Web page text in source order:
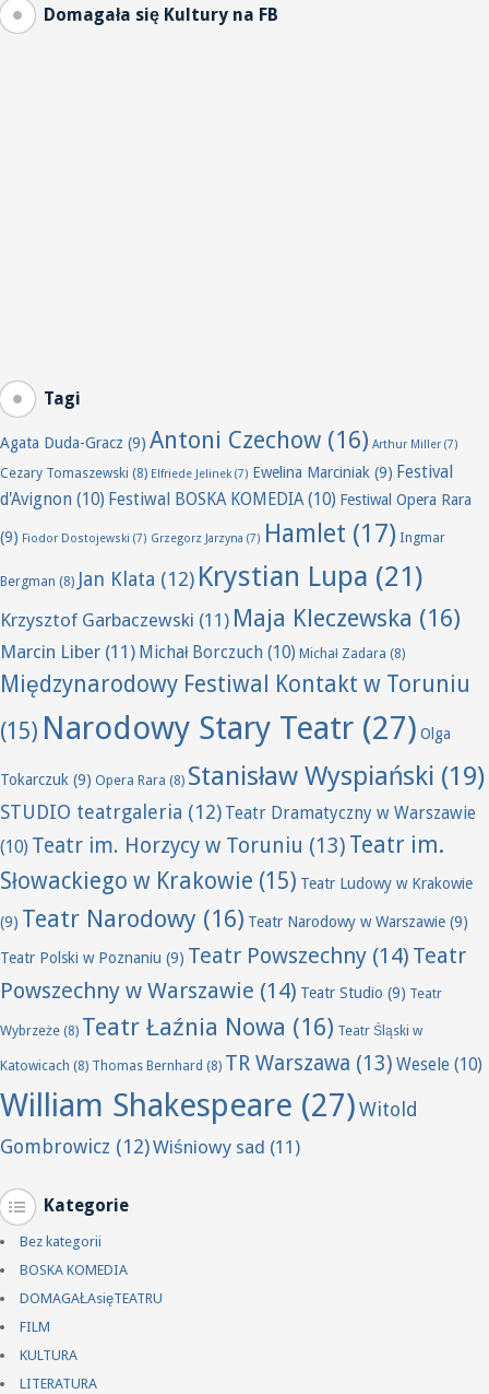
Domagała się Kultury na FB
Tagi
Agata Duda-Gracz (9) Antoni Czechow (16) Arthur Miller (7)
Cezary Tomaszewski (8) Elfriede Jelinek(7) Ewelina Marciniak (9) Festival
d'Avignon (10) Festiwal BOSKA KOMEDIA(10) Festiwal Opera Rara
(9) Fiodor Dostojewski (7) Grzegorz Jarzyna (7) Hamlet (17) Ingmar
Bergman (8) Jan Klata (12) Krystian Lupa (21)
Krzysztof Garbaczewski (11) Maja Kleczewska (16)
Marcin Liber (11) Michał Borczuch (10) Michał Zadara (8)
Międzynarodowy Festiwal Kontakt w Toruniu
(15) Narodowy Stary Teatr (27) Olga
Tokarczuk (9) Opera Rara (8) Stanisław Wyspiański (19)
STUDIO teatrgaleria (12) Teatr Dramatyczny w Warszawie
(10) Teatr im. Horzycy w Toruniu (13) Teatr im.
Słowackiego w Krakowie (15) Teatr Ludowy w Krakowie
(9) Teatr Narodowy (16) Teatr Narodowy w Warszawie (9)
Teatr Polski w Poznaniu (9) Teatr Powszechny (14) Teatr
Powszechny w Warszawie (14) Teatr Studio (9) Teatr
Wybrzeże (8) Teatr Łaźnia Nowa (16) Teatr Śląski w
Katowicach (8) Thomas Bernhard (8) TR Warszawa (13) Wesele (10)
William Shakespeare (27)Witold
Gombrowicz (12)Wiśniowy sad (11)
Kategorie
Bez kategorii
BOSKA KOMEDIA
DOMAGAŁAsięTEATRU
FILM
KULTURA
LITERATURA